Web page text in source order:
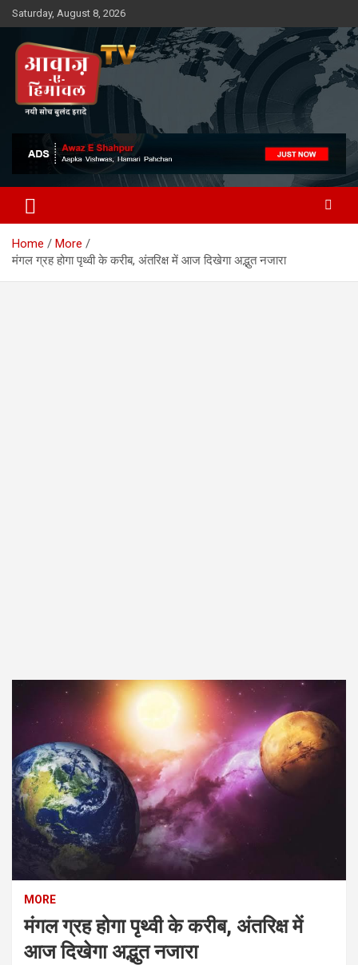
Skip
to
content
Saturday, August 8, 2026
Awaz-E-Shahpur
Home
More
मंगल ग्रह होगा पृथ्वी के करीब, अंतरिक्ष में आज दिखेगा अद्भुत नजारा
MORE
मंगल ग्रह होगा पृथ्वी के करीब, अंतरिक्ष में
आज दिखेगा अद्भुत नजारा